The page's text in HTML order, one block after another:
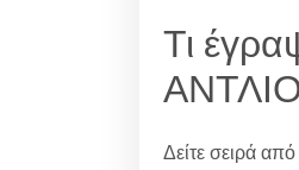
Τι
Δείτε σειρά